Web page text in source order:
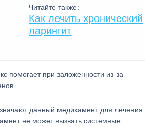
Читайте также:
Как лечить хронический
ларингит
помогает при заложенности из-за
данный медикамент для лечения
не может вызвать системные